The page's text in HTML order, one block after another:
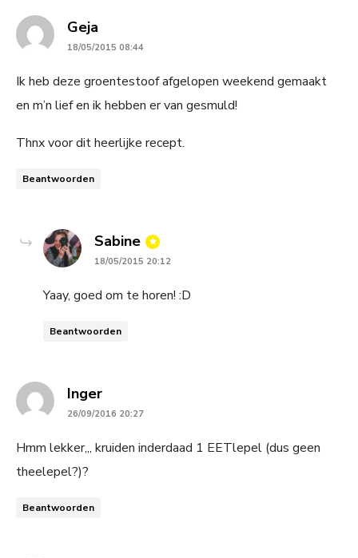
Geja
18/05/2015 08:44
Ik heb deze groentestoof afgelopen weekend gemaakt
en m’n lief en ik hebben er van gesmuld!
Thnx voor dit heerlijke recept.
Beantwoorden
Sabine says:
18/05/2015 20:12
Yaay, goed om te horen! :D
Beantwoorden
Ingersays:
26/09/2016 20:27
Hmm lekker,,, kruiden inderdaad 1 EETlepel (dus geen
theelepel?)?
Beantwoorden